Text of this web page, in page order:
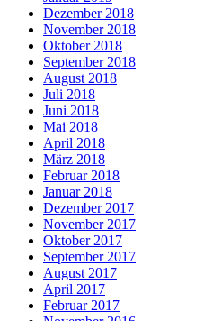
Dezember 2018
November 2018
Oktober 2018
September 2018
August 2018
Juli 2018
Juni 2018
Mai 2018
April 2018
März 2018
Februar 2018
Januar 2018
Dezember 2017
November 2017
Oktober 2017
September 2017
August 2017
April 2017
Februar 2017